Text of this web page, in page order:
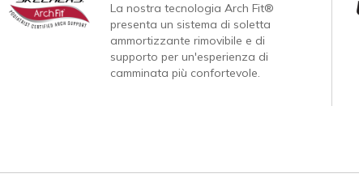
La nostra tecnologia Arch Fit®
presenta un sistema di soletta
ammortizzante rimovibile e di
supporto per un'esperienza di
camminata più confortevole.